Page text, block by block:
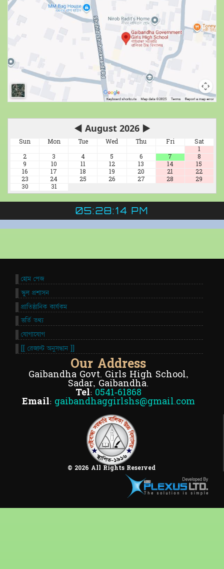
◀ August 2026 ▶
Sun Mon Tue Wed Thu Fri
Sat
1
2
3 4 5 6 7
8
9
10 11 12 13 14
15
16
17 18 19 20 21
22
23
24 25 26 27 28
29
30
31
05:28:14 PM
© 2026 All Rights Reserved
Our Address
Gaibandha Govt. Girls High School,
Sadar, Gaibandha.
Tel: 0541-61868
Email: gaibandhaggirlshs@gmail.com
হোম পেজ
স্কুল প্রশাসন
প্রাতিষ্ঠানিক কার্যকম
ভর্তি তথ্য
যোগাযোগ
[[ রেজাল্ট অনুসন্ধান ]]